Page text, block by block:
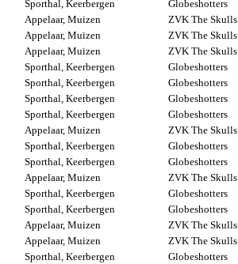
Sporthal, Keerbergen Globeshotters
Appelaar, Muizen ZVK The Skulls
Appelaar, Muizen ZVK The Skulls
Appelaar, Muizen ZVK The Skulls
Sporthal, Keerbergen Globeshotters
Sporthal, Keerbergen Globeshotters
Sporthal, Keerbergen Globeshotters
Sporthal, Keerbergen Globeshotters
Appelaar, Muizen ZVK The Skulls
Sporthal, Keerbergen Globeshotters
Sporthal, Keerbergen Globeshotters
Appelaar, Muizen ZVK The Skulls
Sporthal, Keerbergen Globeshotters
Sporthal, Keerbergen Globeshotters
Appelaar, Muizen ZVK The Skulls
Appelaar, Muizen ZVK The Skulls
Sporthal, Keerbergen Globeshotters